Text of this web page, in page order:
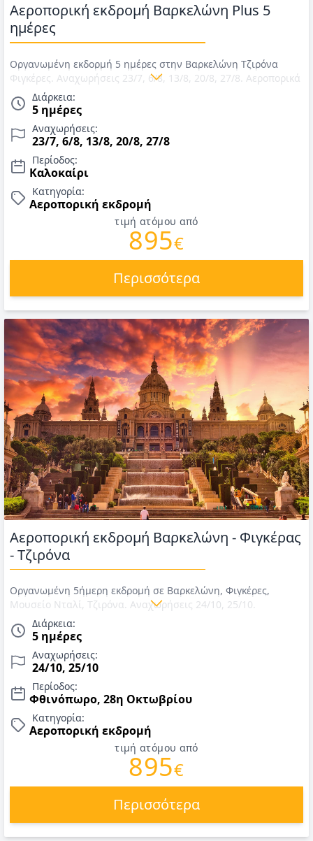
Αεροπορική εκδρομή Βαρκελώνη Plus 5
ημέρες
Οργανωμένη εκδορμή 5 ημέρες στην Βαρκελώνη Τζιρόνα
Φιγκέρες. Αναχωρήσεις 23/7, 6/8, 13/8, 20/8, 27/8. Αεροπορικά
εισιτήρια, διαμονή σε ξενοδοχείο 4*, πρωινό, ξενάγηση
πόλης, μεταφορές, αρχηγός. Τιμές για Καλοκαίρι 2026
Διάρκεια:
5 ημέρες
Αναχωρήσεις:
23/7, 6/8, 13/8, 20/8, 27/8
Περίοδος:
Καλοκαίρι
Κατηγορία:
Αεροπορική εκδρομή
τιμή ατόμου από
895€
Περισσότερα
Αεροπορική εκδρομή Βαρκελώνη - Φιγκέρας
- Τζιρόνα
Οργανωμένη 5ήμερη εκδρομή σε Βαρκελώνη, Φιγκέρες,
Μουσείο Νταλί, Τζιρόνα. Αναχωρήσεις 24/10, 25/10.
Αεροπορικά εισιτήρια με AEGEAN, διαμονή σε επιλεγμένα
ξενοδοχεία 4*, πρωινό, μεταφορές, περιηγήσεις, εκδρομές,
αρχηγός - συνοδός. ΔΩΡΟ: η εκδρομή Φιγκέρες-Τζιρόνα! Τιμές
για 28η Οκτωβρίου 2026.
Διάρκεια:
5 ημέρες
Αναχωρήσεις:
24/10, 25/10
Περίοδος:
Φθινόπωρο, 28η Οκτωβρίου
Κατηγορία:
Αεροπορική εκδρομή
τιμή ατόμου από
895€
Περισσότερα